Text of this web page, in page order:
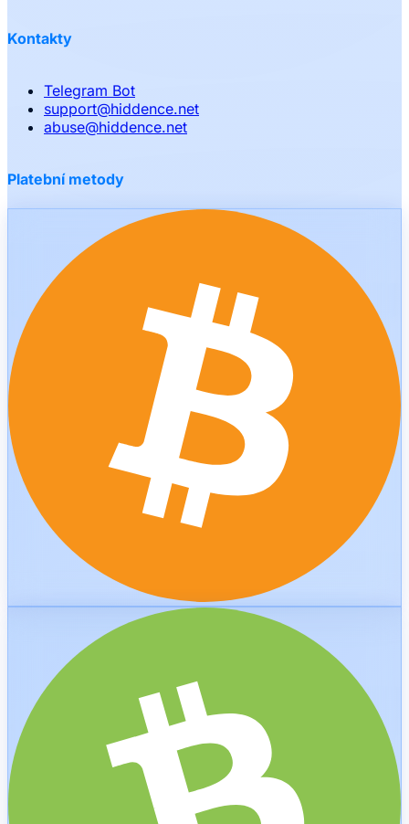
Kontakty
Telegram Bot
support@hiddence.net
abuse@hiddence.net
Platební metody